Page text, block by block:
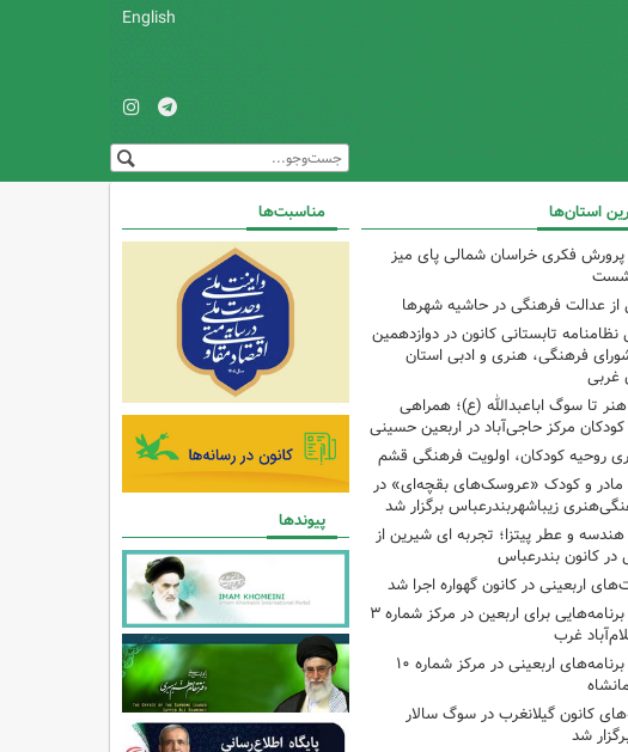
English
استان‌ها
پرورش فکری خراسان شمالی پای میز
از عدالت فرهنگی در حاشیه شهرها
نظامنامه تابستانی کانون در دوازدهمین
فرهنگی، هنری و ادبی استان
غربی
تا سوگ اباعبدالله (ع)؛ همراهی
کودکان مرکز حاجی‌آباد در اربعین حسینی
روحیه کودکان، اولویت فرهنگی قشم
مادر و کودک «عروسک‌های بقچه‌ای» در
زیباشهربندرعباس برگزار شد
و عطر پیتزا؛ تجربه ای شیرین از
در کانون بندرعباس
اربعینی در کانون گهواره اجرا شد
اجرای برنامه‌هایی برای اربعین در مرکز شماره ۳
غرب
اجرای برنامه‌های اربعینی در مرکز شماره ۱۰
کانون گیلانغرب در سوگ سالار
شد
مناسبت‌ها
پیوندها